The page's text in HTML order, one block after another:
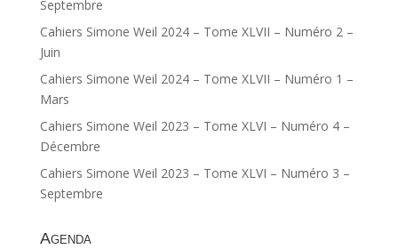
Septembre
Cahiers Simone Weil 2024 – Tome XLVII – Numéro 2 –
Juin
Cahiers Simone Weil 2024 – Tome XLVII – Numéro 1 –
Mars
Cahiers Simone Weil 2023 – Tome XLVI – Numéro 4 –
Décembre
Cahiers Simone Weil 2023 – Tome XLVI – Numéro 3 –
Septembre
Agenda